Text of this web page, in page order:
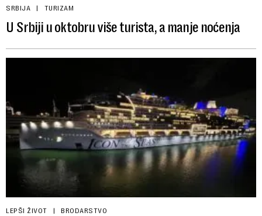
SRBIJA TURIZAM
U Srbiji u oktobru više turista, a manje noćenja
LEPŠI ŽIVOT BRODARSTVO